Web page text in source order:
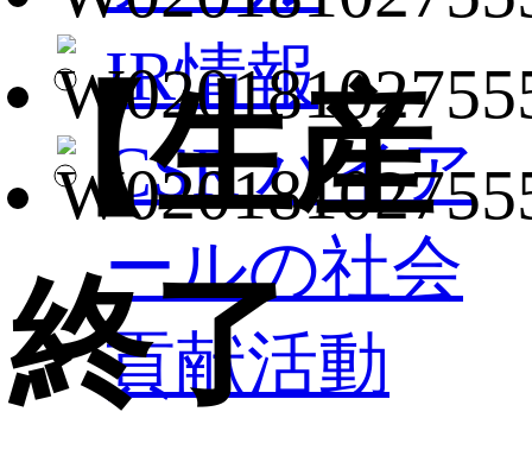
IR情報
CSR ハイア
ールの社会
貢献活動
【生産
終了